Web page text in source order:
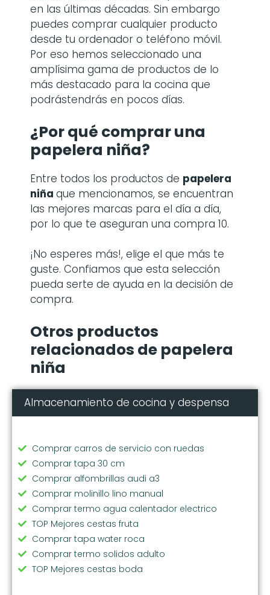
en las últimas décadas. Sin embargo
puedes comprar cualquier producto
desde tu ordenador o teléfono móvil.
Por eso hemos seleccionado una
amplísima gama de productos de lo
más destacado para la cocina que
podrástendrás en pocos días.
¿Por qué compraruna
papelera niña?
Entre todos los productos de papelera
niña que mencionamos, se encuentran
las mejores marcas para el día a día,
por lo que te aseguran una compra 10.
¡No esperes más!, elige el que más te
guste. Confiamos que esta selección
pueda serte de ayuda en la decisión de
compra.
Otros productos
relacionados de papelera
niña
Almacenamiento de cocina y despensa
Comprar carros de servicio con ruedas
Comprar tapa 30 cm
Comprar alfombrillas audi a3
Comprar molinillo lino manual
Comprar termo agua calentador electrico
TOP Mejores cestas fruta
Comprar tapa water roca
Comprar termo solidos adulto
TOP Mejores cestas boda